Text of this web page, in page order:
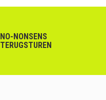
NO-NONSENS
TERUGSTUREN